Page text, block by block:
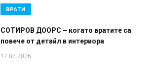
ВРАТИ
СОТИРОВ ДООРС – когато вратите са
повече от детайл в интериора
17.07.2026